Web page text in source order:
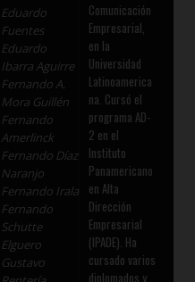
Eduardo
Fuentes
Eduardo
Ibarra Aguirre
Fernando A.
Mora Guillén
Fernando
Amerlinck
Fernando Díaz
Naranjo
Fernando Irala
Fernando
Schutte
Elguero
Gustavo
Comunicación
Empresarial,
en la
Universidad
Latinoamerica
na. Cursó el
programa AD-
2 en el
Instituto
Panamericano
en Alta
Dirección
Empresarial
(IPADE). Ha
cursado varios
diplomados y